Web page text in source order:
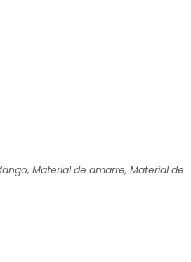
, Material de amarre, Material de